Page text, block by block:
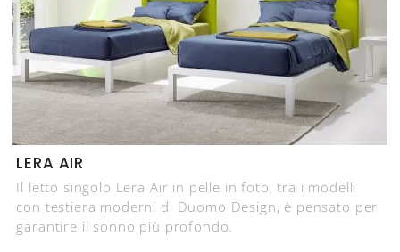
LERA AIR
Il letto singolo Lera Air in pelle in foto, tra i modelli
con testiera moderni di Duomo Design, è pensato per
garantire il sonno più profondo.